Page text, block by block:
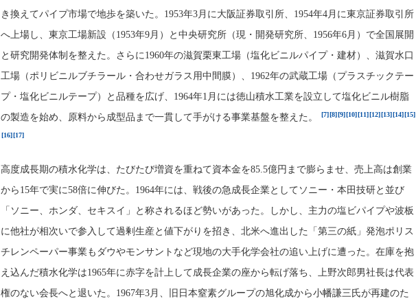
き換えてパイプ市場で地歩を築いた。1953年3月に大阪証券取引所、1954年4月に東京証券取引所
へ上場し、東京工場新設（1953年9月）と中央研究所（現・開発研究所、1956年6月）で全国展開
と研究開発体制を整えた。さらに1960年の滋賀栗東工場（塩化ビニルパイプ・建材）、滋賀水口
工場（ポリビニルブチラール・合わせガラス用中間膜）、1962年の武蔵工場（プラスチックテー
プ・塩化ビニルテープ）と品種を広げ、1964年1月には徳山積水工業を設立して塩化ビニル樹脂
の製造を始め、原料から成型品まで一貫して手がける事業基盤を整えた。
[7][8][9][10][11][12][13][14][15]
[16][17]
高度成長期の積水化学は、たびたび増資を重ねて資本金を85.5億円まで膨らませ、売上高は創業
から15年で実に58倍に伸びた。1964年には、戦後の急成長企業としてソニー・本田技研と並び
「ソニー、ホンダ、セキスイ」と称されるほど勢いがあった。しかし、主力の塩ビパイプや波板
に他社が相次いで参入して過剰生産と値下がりを招き、北米へ進出した「第三の紙」発泡ポリス
チレンペーパー事業もダウやモンサントなど現地の大手化学会社の追い上げに遭った。在庫を抱
え込んだ積水化学は1965年に赤字を計上して成長企業の座から転げ落ち、上野次郎男社長は代表
権のない会長へと退いた。1967年3月、旧日本窒素グループの旭化成から小幡謙三氏が再建のた